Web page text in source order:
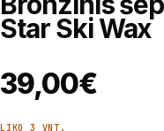
Star Ski Wax
39,00€
LIKO 3 VNT.